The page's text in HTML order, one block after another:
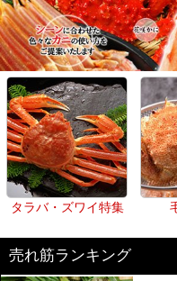
タラバ・ズワイ特集
売れ筋ランキング